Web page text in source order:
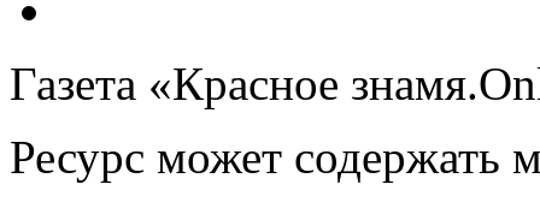
Газета «Красное
Ресурс может содержать